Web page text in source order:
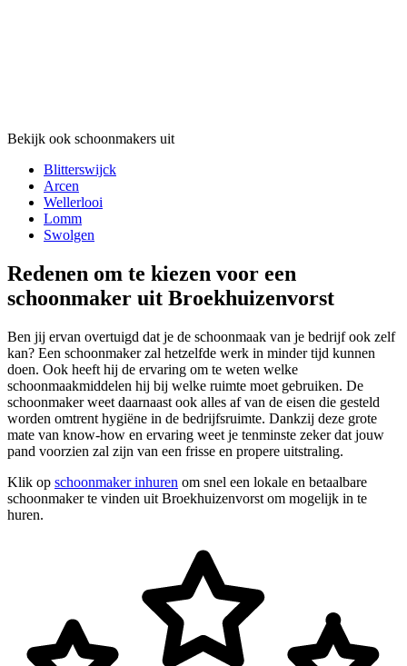
Bekijk ook schoonmakers uit
Blitterswijck
Arcen
Wellerlooi
Lomm
Swolgen
Redenen om te kiezen voor een
schoonmaker uit Broekhuizenvorst
Ben jij ervan overtuigd dat je de schoonmaak van je bedrijf ook zelf
kan? Een schoonmaker zal hetzelfde werk in minder tijd kunnen
doen. Ook heeft hij de ervaring om te weten welke
schoonmaakmiddelen hij bij welke ruimte moet gebruiken. De
schoonmaker weet daarnaast ook alles af van de eisen die gesteld
worden omtrent hygiëne in de bedrijfsruimte. Dankzij deze grote
mate van know-how en ervaring weet je tenminste zeker dat jouw
pand voorzien zal zijn van een frisse en propere uitstraling.
Klik op schoonmaker inhuren om snel een lokale en betaalbare
schoonmaker te vinden uit Broekhuizenvorst om mogelijk in te
huren.